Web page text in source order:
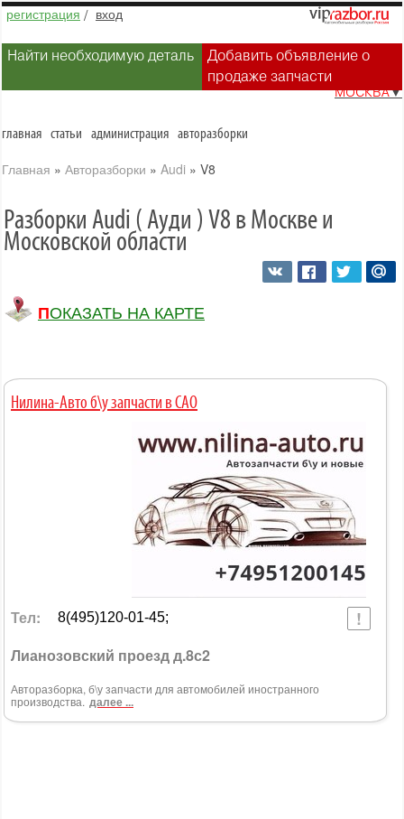
регистрация / вход
Найти необходимую деталь
Добавить объявление о
продаже запчасти
МОСКВА▼
главная статьи администрация авторазборки
Главная » Авторазборки » Audi » V8
Разборки Audi ( Ауди ) V8 в Москве и
Московской области
ПОКАЗАТЬ НА КАРТЕ
Нилина-Авто б\у запчасти в САО
Тел: 8(495)120-01-45;
Лианозовский проезд д.8с2
Авторазборка, б\у запчасти для автомобилей иностранного
производства. далее ...